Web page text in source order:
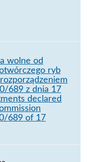
wolne od
ryb
689 z dnia 17
declared
689 of 17